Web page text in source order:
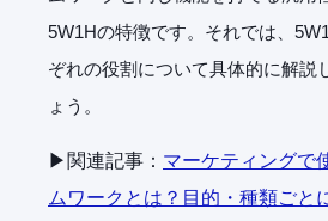
5W1Hの特徴です。それでは、
ぞれの役割について具体的に解説
ょう。
▶関連記事： マーケティングで
ムワークとは？目的・種類ごと